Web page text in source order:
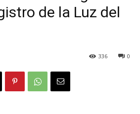
de la Luz del
0
336